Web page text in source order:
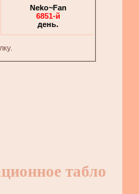
Neko~Fan
6851-й
день.
табло